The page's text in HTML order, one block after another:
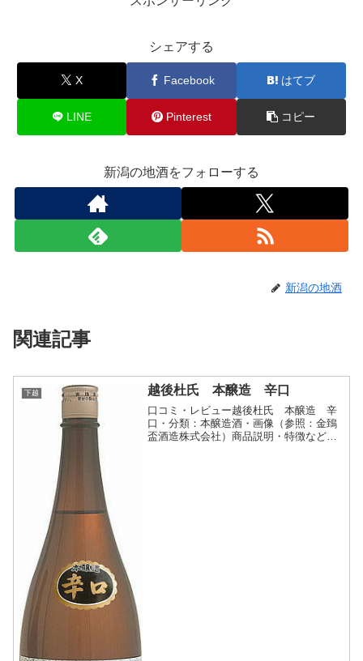
シェアする
X Facebook はてブ
LINE Pinterest コピー
新潟の地酒をフォローする
新潟の地酒
関連記事
下越 越後杜氏 本醸造 辛口
口コミ・レビュー越後杜氏 本醸造 辛
口・分類：本醸造酒・画像（参照：金鵄
盃酒造株式会社）商品説明・特徴など